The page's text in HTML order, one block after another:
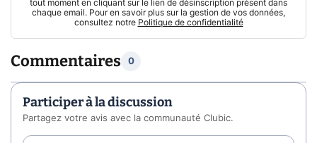
tout moment en cliquant sur le lien de désinscription présent dans
chaque email. Pour en savoir plus sur la gestion de vos données,
consultez notre Politique de confidentialité
Commentaires 0
Participer à la discussion
Partagez votre avis avec la communauté Clubic.